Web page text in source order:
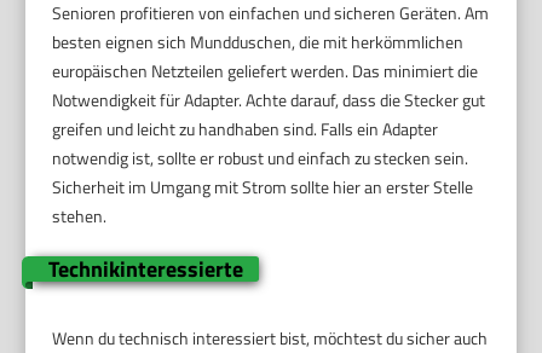
Senioren profitieren von einfachen und sicheren Geräten. Am
besten eignen sich Mundduschen, die mit herkömmlichen
europäischen Netzteilen geliefert werden. Das minimiert die
Notwendigkeit für Adapter. Achte darauf, dass die Stecker gut
greifen und leicht zu handhaben sind. Falls ein Adapter
notwendig ist, sollte er robust und einfach zu stecken sein.
Sicherheit im Umgang mit Strom sollte hier an erster Stelle
stehen.
Technikinteressierte
Wenn du technisch interessiert bist, möchtest du sicher auch